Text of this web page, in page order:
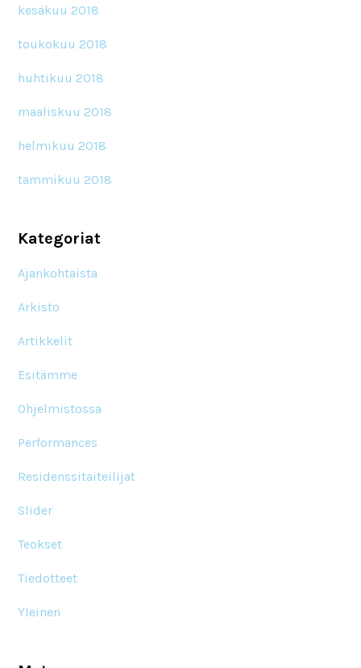
kesäkuu 2018
toukokuu 2018
huhtikuu 2018
maaliskuu 2018
helmikuu 2018
tammikuu 2018
Kategoriat
Ajankohtaista
Arkisto
Artikkelit
Esitämme
Ohjelmistossa
Performances
Residenssitaiteilijat
Slider
Teokset
Tiedotteet
Yleinen